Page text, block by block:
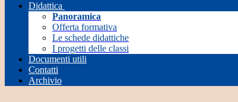
Didattica
Panoramica
Offerta formativa
Le schede didattiche
I progetti delle classi
Documenti utili
Contatti
Archivio